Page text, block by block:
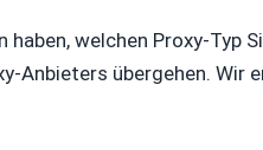
haben, welchen Proxy-Typ
Anbieters übergehen. Wir